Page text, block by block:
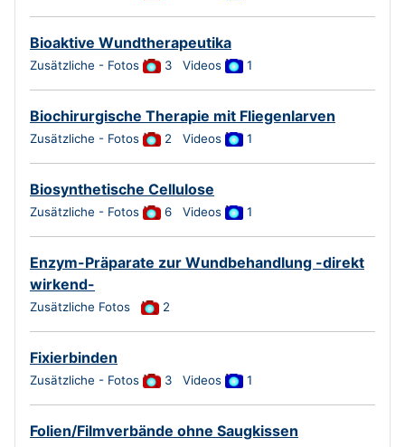
Bioaktive Wundtherapeutika
Zusätzliche - Fotos 3 Videos 1
Biochirurgische Therapie mit Fliegenlarven
Zusätzliche - Fotos 2 Videos 1
Biosynthetische Cellulose
Zusätzliche - Fotos 6 Videos 1
Enzym-Präparate zur Wundbehandlung -direkt
wirkend-
Zusätzliche Fotos 2
Fixierbinden
Zusätzliche - Fotos 3 Videos 1
Folien/Filmverbände ohne Saugkissen